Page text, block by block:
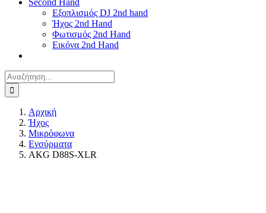
Second Hand
Εξοπλισμός DJ 2nd hand
Ήχος 2nd Hand
Φωτισμός 2nd Hand
Εικόνα 2nd Hand
Αναζήτηση
για:
Αρχική
Ήχος
Μικρόφωνα
Ενσύρματα
AKG D88S-XLR